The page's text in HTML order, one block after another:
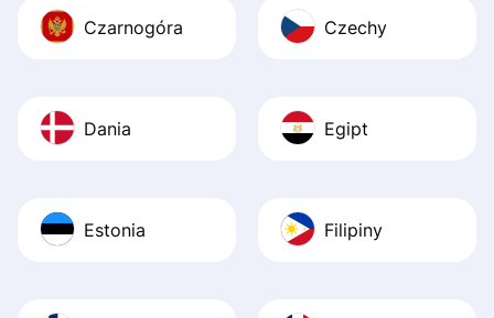
Czarnogóra Czechy
Dania Egipt
Estonia Filipiny